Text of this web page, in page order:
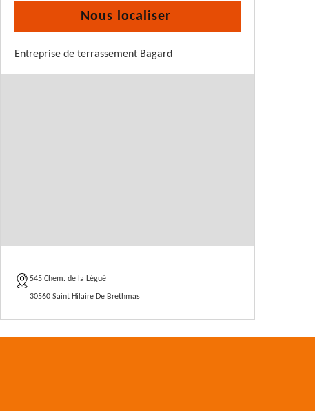
Nous localiser
Entreprise de terrassement Bagard
545 Chem. de la Légué
30560 Saint Hilaire De Brethmas